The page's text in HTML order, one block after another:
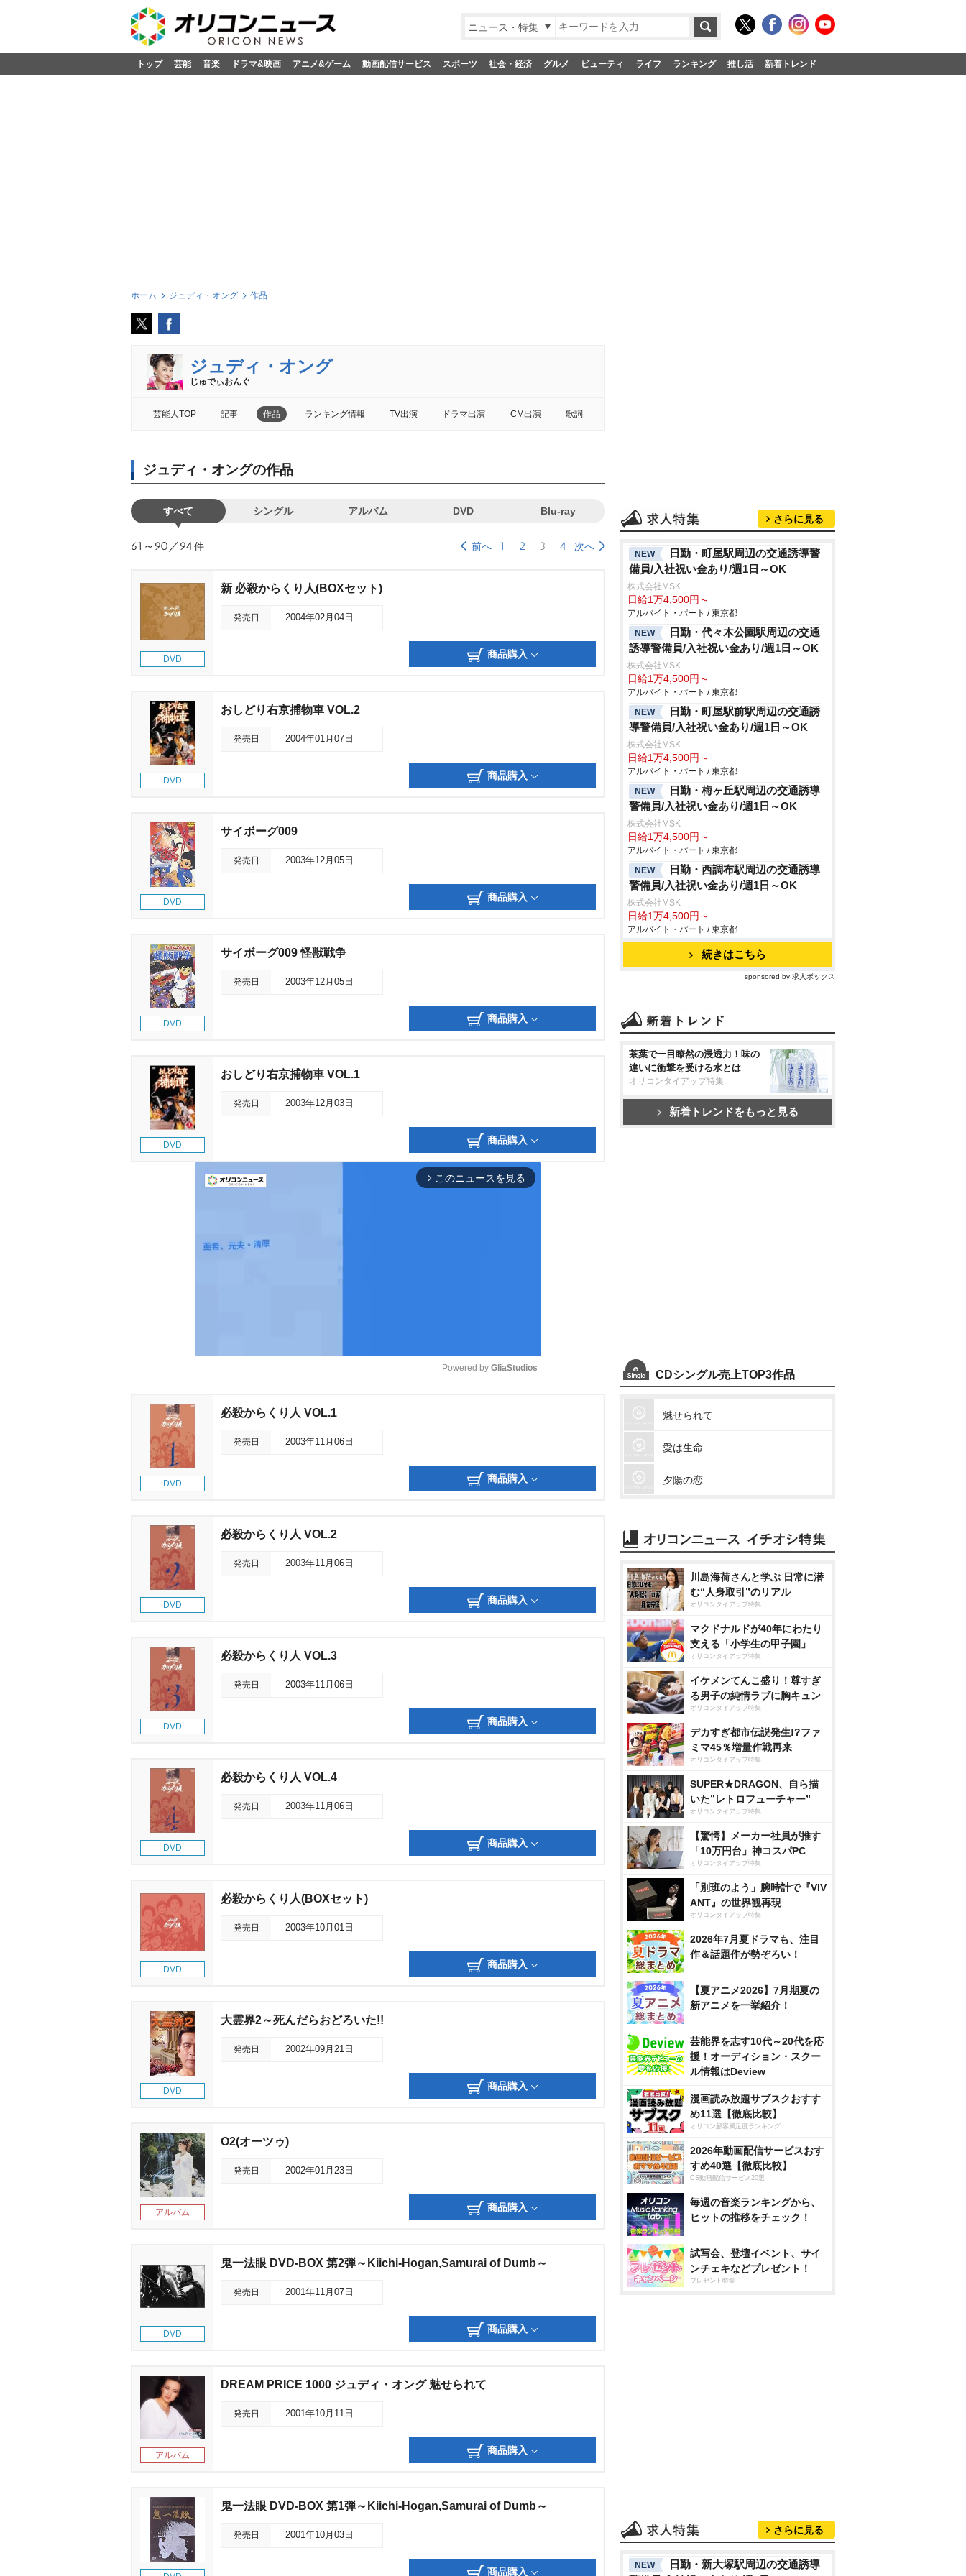
ニュース・特集
トップ 芸能 音楽 ドラマ&映画 アニメ&ゲーム 動画配信サービス スポーツ 社会・経済 グルメ ビューティ ライフ ランキング 推し活 新着トレンド
ホーム ジュディ・オング 作品
ジュディ・オング
じゅでぃおんぐ
芸能人TOP 記事 作品 ランキング情報 TV出演 ドラマ出演 CM出演 歌詞
ジュディ・オングの作品
すべて シングル アルバム DVD Blu-ray
61～90／94件 前へ 1 2 3 4 次へ
DVD
新 必殺からくり人(BOXセット)
発売日 2004年02月04日
商品購入
DVD
おしどり右京捕物車 VOL.2
発売日 2004年01月07日
商品購入
DVD
サイボーグ009
発売日 2003年12月05日
商品購入
DVD
サイボーグ009 怪獣戦争
発売日 2003年12月05日
商品購入
DVD
おしどり右京捕物車 VOL.1
発売日 2003年12月03日
商品購入
arrow_forward_ios このニュースを見る
e
Powered by GliaStudios
DVD
必殺からくり人 VOL.1
発売日 2003年11月06日
商品購入
DVD
必殺からくり人 VOL.2
発売日 2003年11月06日
商品購入
DVD
必殺からくり人 VOL.3
発売日 2003年11月06日
商品購入
DVD
必殺からくり人 VOL.4
発売日 2003年11月06日
商品購入
DVD
必殺からくり人(BOXセット)
発売日 2003年10月01日
商品購入
DVD
大霊界2～死んだらおどろいた!!
発売日 2002年09月21日
商品購入
アルバム
O2(オーツゥ)
発売日 2002年01月23日
商品購入
DVD
鬼一法眼 DVD-BOX 第2弾～Kiichi-Hogan,Samurai of Dumb～
発売日 2001年11月07日
商品購入
アルバム
DREAM PRICE 1000 ジュディ・オング 魅せられて
発売日 2001年10月11日
商品購入
鬼一法眼 DVD-BOX 第1弾～Kiichi-Hogan,Samurai of Dumb～
発売日 2001年10月03日
商品購入
さらに見る
NEW
日勤・町屋駅周辺の交通誘導警
備員/入社祝い金あり/週1日～OK
株式会社MSK
日給1万4,500円～
アルバイト・パート / 東京都
NEW
日勤・代々木公園駅周辺の交通
誘導警備員/入社祝い金あり/週1日～OK
株式会社MSK
日給1万4,500円～
アルバイト・パート / 東京都
NEW
日勤・町屋駅前駅周辺の交通誘
導警備員/入社祝い金あり/週1日～OK
株式会社MSK
日給1万4,500円～
アルバイト・パート / 東京都
NEW
日勤・梅ヶ丘駅周辺の交通誘導
警備員/入社祝い金あり/週1日～OK
株式会社MSK
日給1万4,500円～
アルバイト・パート / 東京都
NEW
日勤・西調布駅周辺の交通誘導
警備員/入社祝い金あり/週1日～OK
株式会社MSK
日給1万4,500円～
アルバイト・パート / 東京都
続きはこちら
sponsored by 求人ボックス
茶葉で一目瞭然の浸透力！味の
違いに衝撃を受ける水とは
オリコンタイアップ特集
新着トレンドをもっと見る
CDシングル売上TOP3作品
魅せられて
愛は生命
夕陽の恋
川島海荷さんと学ぶ 日常に潜
む“人身取引”のリアル
オリコンタイアップ特集
マクドナルドが40年にわたり
支える「小学生の甲子園」
オリコンタイアップ特集
イケメンてんこ盛り！尊すぎ
る男子の純情ラブに胸キュン
オリコンタイアップ特集
デカすぎ都市伝説発生!?ファ
ミマ45％増量作戦再来
オリコンタイアップ特集
SUPER★DRAGON、自ら描
いた”レトロフューチャー”
オリコンタイアップ特集
【驚愕】メーカー社員が推す
「10万円台」神コスパPC
オリコンタイアップ特集
「別班のよう」腕時計で『VIV
ANT』の世界観再現
オリコンタイアップ特集
2026年7月夏ドラマも、注目
作＆話題作が勢ぞろい！
【夏アニメ2026】7月期夏の
新アニメを一挙紹介！
芸能界を志す10代～20代を応
援！オーディション・スクー
ル情報はDeview
漫画読み放題サブスクおすす
め11選【徹底比較】
オリコン顧客満足度ランキング
2026年動画配信サービスおす
すめ40選【徹底比較】
CS動画配信サービス20選
毎週の音楽ランキングから、
ヒットの推移をチェック！
試写会、登壇イベント、サイ
ンチェキなどプレゼント！
プレゼント特集
さらに見る
NEW
日勤・新大塚駅周辺の交通誘導